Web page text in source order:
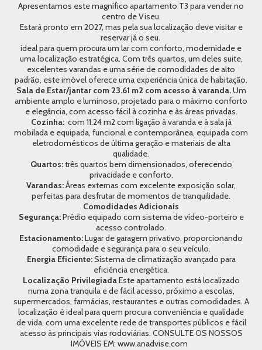
Apresentamos este magnífico apartamento T3 para vender no
centro de Viseu.
Estará pronto em 2027, mas pela sua localização deve visitar e
reservar já o seu.
ideal para quem procura um lar com conforto, modernidade e
uma localização estratégica. Com três quartos, um deles suite,
excelentes varandas e uma série de comodidades de alto
padrão, este imóvel oferece uma experiência única de habitação.
Sala de Estar/jantar com 23.61 m2 com acesso à varanda.Um
ambiente amplo e luminoso, projetado para o máximo conforto
e elegância, com acesso fácil à cozinha e às áreas privadas.
Cozinha:com 11.24 m2 com ligação à varanda e à sala já
mobilada e equipada, funcional e contemporânea, equipada com
eletrodomésticos de última geração e materiais de alta
qualidade.
Quartos:três quartos bem dimensionados, oferecendo
privacidade e conforto.
Varandas:Áreas externas com excelente exposição solar,
perfeitas para desfrutar de momentos de tranquilidade.
Comodidades Adicionais
Segurança:Prédio equipado com sistema de vídeo-porteiro e
acesso controlado.
Estacionamento:Lugar de garagem privativo, proporcionando
comodidade e segurança para o seu veículo.
Energia Eficiente:Sistema de climatização avançado para
eficiência energética.
Localização PrivilegiadaEste apartamento está localizado
numa zona tranquila e de fácil acesso, próximo a escolas,
supermercados, farmácias, restaurantes e outras comodidades. A
localização é ideal para quem procura conveniência e qualidade
de vida, com uma excelente rede de transportes públicos e fácil
acesso às principais vias rodoviárias. CONSULTE OS NOSSOS
IMÓVEIS EM: www.anadvise.com